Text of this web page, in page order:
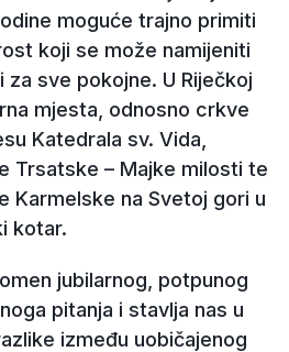
moguće trajno primiti
koji se može namijeniti
za sve pokojne. U Riječkoj
mjesta, odnosno crkve
Katedrala sv. Vida,
Trsatske – Majke milosti te
Karmelske na Svetoj gori u
kotar.
jubilarnog, potpunog
pitanja i stavlja nas u
između uobičajenog